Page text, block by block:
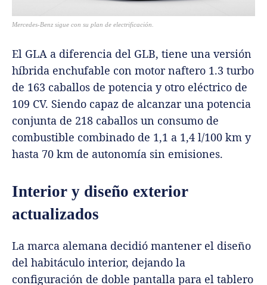
Mercedes-Benz sigue con su plan de electrificación.
El GLA a diferencia del GLB, tiene una versión
híbrida enchufable con motor naftero 1.3 turbo
de 163 caballos de potencia y otro eléctrico de
109 CV. Siendo capaz de alcanzar una potencia
conjunta de 218 caballos un consumo de
combustible combinado de 1,1 a 1,4 l/100 km y
hasta 70 km de autonomía sin emisiones.
Interior y diseño exterior
actualizados
La marca alemana decidió mantener el diseño
del habitáculo interior, dejando la
configuración de doble pantalla para el tablero